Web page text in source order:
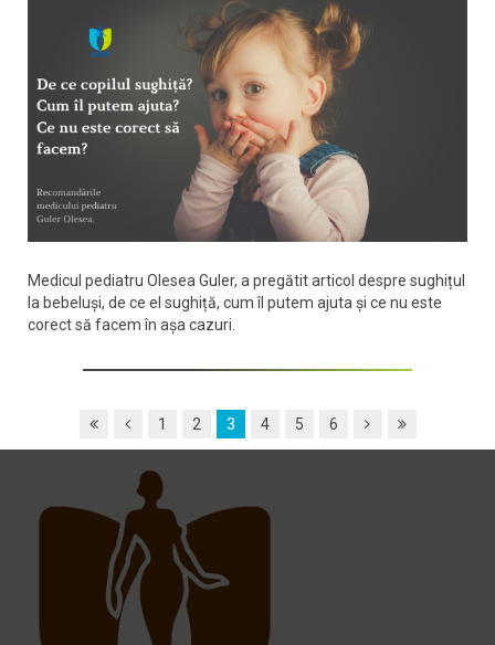
Medicul pediatru Olesea Guler, a pregătit articol despre sughițul
la bebeluși, de ce el sughiță, cum îl putem ajuta și ce nu este
corect să facem în așa cazuri.
1 2 3 4 5 6